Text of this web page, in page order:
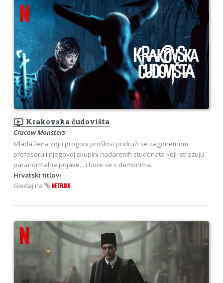
ondemand_video Krakovska čudovišta
Cracow Monsters
Mlada žena koju progoni prošlost pridruži se zagonetnom
profesoru i njegovoj skupini nadarenih studenata koji istražuju
paranormalne pojave... i bore se s demonima.
Hrvatski titlovi
Gledaj na
NETFLIXU